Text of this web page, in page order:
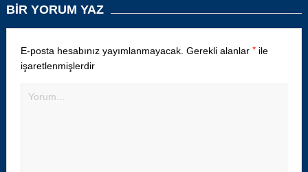
BIR YORUM YAZ
E-posta hesabınız yayımlanmayacak. Gerekli alanlar *ile
işaretlenmişlerdir